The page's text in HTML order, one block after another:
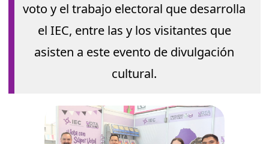
voto y el trabajo electoral que desarrolla
el IEC, entre las y los visitantes que
asisten a este evento de divulgación
cultural.